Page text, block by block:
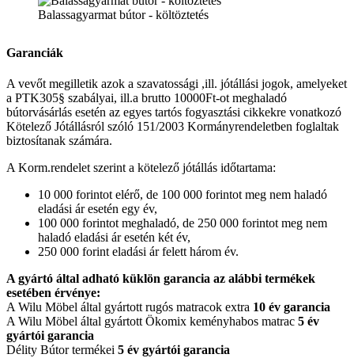
Balassagyarmat bútor - költöztetés
Garanciák
A vevőt megilletik azok a szavatossági ,ill. jótállási jogok, amelyeket
a PTK305§ szabályai, ill.a brutto 10000Ft-ot meghaladó
bútorvásárlás esetén az egyes tartós fogyasztási cikkekre vonatkozó
Kötelező Jótállásról szóló 151/2003 Kormányrendeletben foglaltak
biztosítanak számára.
A Korm.rendelet szerint a kötelező jótállás időtartama:
10 000 forintot elérő, de 100 000 forintot meg nem haladó
eladási ár esetén egy év,
100 000 forintot meghaladó, de 250 000 forintot meg nem
haladó eladási ár esetén két év,
250 000 forint eladási ár felett három év.
A gyártó által adható küklön garancia az alábbi termékek
esetében érvénye:
A Wilu Möbel által gyártott rugós matracok extra 10 év garancia
A Wilu Möbel által gyártott Ökomix keményhabos matrac 5 év
gyártói garancia
Délity Bútor termékei 5 év gyártói garancia